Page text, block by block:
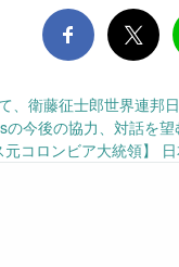
、衛藤征士郎世界連邦
の今後の協力、対話を
元コロンビア大統領】